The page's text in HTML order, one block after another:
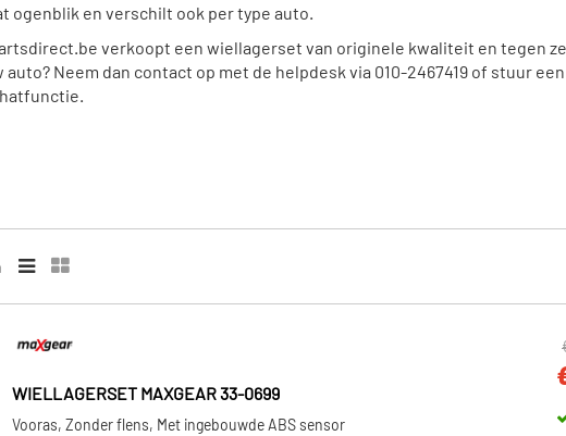
ogenblik en verschilt ook per type auto.
verkoopt een wiellagerset van originele kwaliteit en tegen
Neem dan contact op met de helpdesk via 010-2467419 of stuur
WIELLAGERSET MAXGEAR 33-0699
Vooras, Zonder flens, Met ingebouwde ABS sensor